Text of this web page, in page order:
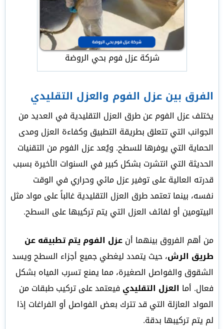
شركة عزل فوم بحي الروضة
الفرق بين عزل الفوم والعزل التقليدي
يختلف عزل الفوم عن طرق العزل التقليدية في العديد من
الجوانب التي تتعلق بطريقة التطبيق وكفاءة العزل ومدى
الحماية التي يوفرها للسطح. ويُعد عزل الفوم من التقنيات
الحديثة التي انتشرت بشكل كبير في السنوات الأخيرة بسبب
قدرته العالية على توفير عزل مائي وحراري في الوقت
نفسه، بينما تعتمد طرق العزل التقليدية غالباً على مواد مثل
البيتومين أو لفائف العزل التي يتم تركيبها على السطح.
من أهم الفروق بينهما أنعزل الفوم يتم تطبيقه عن
طريق الرش، حيث يتمدد ليغطي جميع أجزاء السطح ويسد
الشقوق والفواصل الصغيرة، مما يمنع تسرب المياه بشكل
فعال. أما العزل التقليدي فيعتمد على تركيب طبقات من
المواد العازلة التي قد تترك بعض الفواصل أو الفراغات إذا
لم يتم تركيبها بدقة.